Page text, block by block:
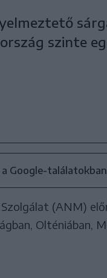
szinte
Google-
(ANM)
Olténiában,